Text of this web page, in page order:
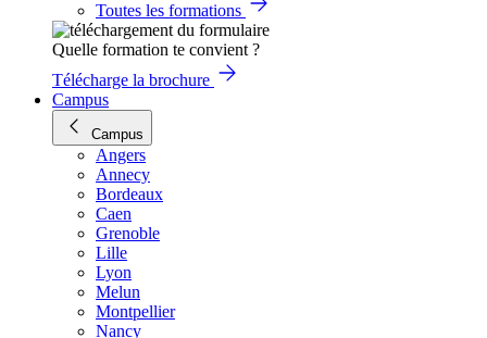
Toutes les formations
Quelle formation te convient ?
Télécharge la brochure
Campus
Campus
Angers
Annecy
Bordeaux
Caen
Grenoble
Lille
Lyon
Melun
Montpellier
Nancy